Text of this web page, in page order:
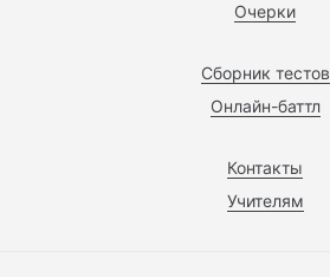
Очерки
Сборник тестов
Онлайн-баттл
Контакты
Учителям